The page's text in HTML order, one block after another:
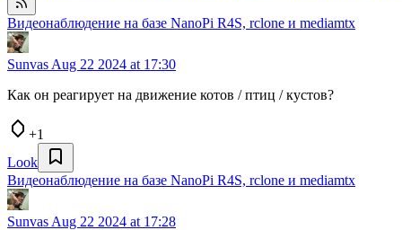
Видеонаблюдение на базе NanoPi R4S, rclone и mediamtx
Sunvas Aug 22 2024 at 17:30
Как он реагирует на движение котов / птиц / кустов?
+1
Look
Видеонаблюдение на базе NanoPi R4S, rclone и mediamtx
Sunvas Aug 22 2024 at 17:28